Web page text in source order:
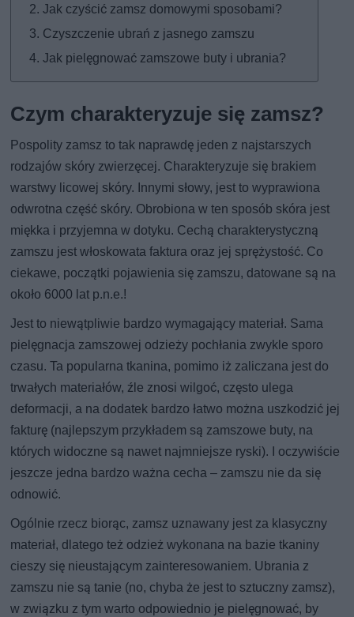
Jak czyścić zamsz domowymi sposobami?
Czyszczenie ubrań z jasnego zamszu
Jak pielęgnować zamszowe buty i ubrania?
Czym charakteryzuje się zamsz?
Pospolity zamsz to tak naprawdę jeden z najstarszych
rodzajów skóry zwierzęcej. Charakteryzuje się brakiem
warstwy licowej skóry. Innymi słowy, jest to wyprawiona
odwrotna część skóry. Obrobiona w ten sposób skóra jest
miękka i przyjemna w dotyku. Cechą charakterystyczną
zamszu jest włoskowata faktura oraz jej sprężystość. Co
ciekawe, początki pojawienia się zamszu, datowane są na
około 6000 lat p.n.e.!
Jest to niewątpliwie bardzo wymagający materiał. Sama
pielęgnacja zamszowej odzieży pochłania zwykle sporo
czasu. Ta popularna tkanina, pomimo iż zaliczana jest do
trwałych materiałów, źle znosi wilgoć, często ulega
deformacji, a na dodatek bardzo łatwo można uszkodzić jej
fakturę (najlepszym przykładem są zamszowe buty, na
których widoczne są nawet najmniejsze ryski). I oczywiście
jeszcze jedna bardzo ważna cecha – zamszu nie da się
odnowić.
Ogólnie rzecz biorąc, zamsz uznawany jest za klasyczny
materiał, dlatego też odzież wykonana na bazie tkaniny
cieszy się nieustającym zainteresowaniem. Ubrania z
zamszu nie są tanie (no, chyba że jest to sztuczny zamsz),
w związku z tym warto odpowiednio je pielęgnować, by